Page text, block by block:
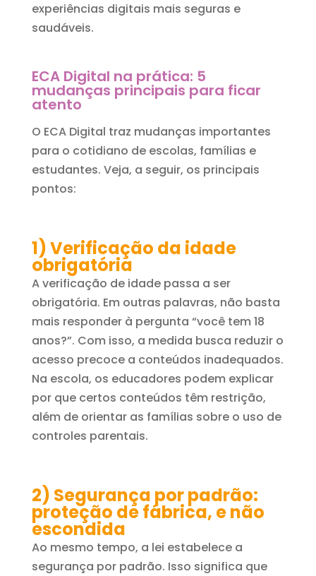
experiências digitais mais seguras e
saudáveis.
ECA Digital na prática: 5
mudanças principais para ficar
atento
O ECA Digital traz mudanças importantes
para o cotidiano de escolas, famílias e
estudantes. Veja, a seguir, os principais
pontos:
1) Verificação da idade
obrigatória
A verificação de idade passa a ser
obrigatória. Em outras palavras, não basta
mais responder à pergunta “você tem 18
anos?”. Com isso, a medida busca reduzir o
acesso precoce a conteúdos inadequados.
Na escola, os educadores podem explicar
por que certos conteúdos têm restrição,
além de orientar as famílias sobre o uso de
controles parentais.
2) Segurança por padrão:
proteção de fábrica, e não
escondida
Ao mesmo tempo, a lei estabelece a
segurança por padrão. Isso significa que